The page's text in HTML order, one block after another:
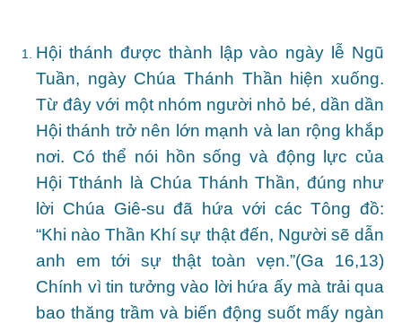
Hội thánh được thành lập vào ngày lễ Ngũ
Tuần, ngày Chúa Thánh Thần hiện xuống.
Từ đây với một nhóm người nhỏ bé, dần dần
Hội thánh trở nên lớn mạnh và lan rộng khắp
nơi. Có thể nói hồn sống và động lực của
Hội Tthánh là Chúa Thánh Thần, đúng như
lời Chúa Giê-su đã hứa với các Tông đồ:
“Khi nào Thần Khí sự thật đến, Người sẽ dẫn
anh em tới sự thật toàn vẹn.”(Ga 16,13)
Chính vì tin tưởng vào lời hứa ấy mà trải qua
bao thăng trầm và biến động suốt mấy ngàn